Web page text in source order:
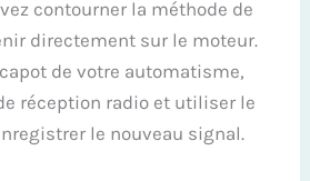
contourner la méthode de
directement sur le moteur.
de votre automatisme,
réception radio et utiliser le
le nouveau signal.